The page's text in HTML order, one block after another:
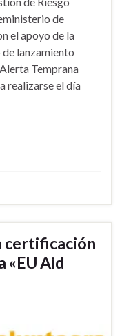
de
el apoyo de la
lanzamiento
Temprana
realizarse el día
certificación
«EU Aid